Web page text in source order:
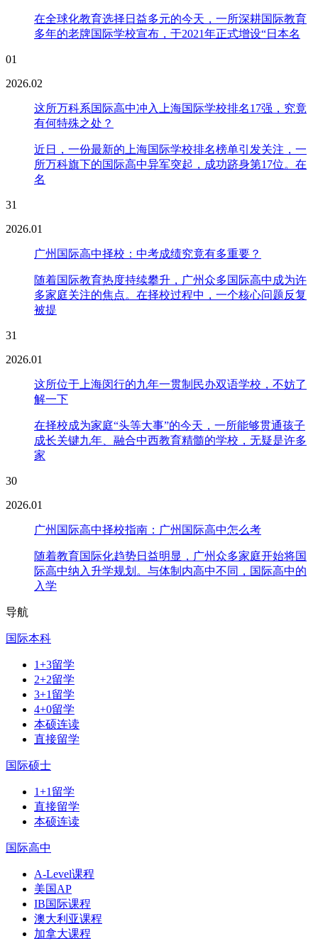
在全球化教育选择日益多元的今天，一所深耕国际教育
多年的老牌国际学校宣布，于2021年正式增设“日本名
01
2026.02
这所万科系国际高中冲入上海国际学校排名17强，究竟
有何特殊之处？
近日，一份最新的上海国际学校排名榜单引发关注，一
所万科旗下的国际高中异军突起，成功跻身第17位。在
名
31
2026.01
广州国际高中择校：中考成绩究竟有多重要？
随着国际教育热度持续攀升，广州众多国际高中成为许
多家庭关注的焦点。在择校过程中，一个核心问题反复
被提
31
2026.01
这所位于上海闵行的九年一贯制民办双语学校，不妨了
解一下
在择校成为家庭“头等大事”的今天，一所能够贯通孩子
成长关键九年、融合中西教育精髓的学校，无疑是许多
家
30
2026.01
广州国际高中择校指南：广州国际高中怎么考
随着教育国际化趋势日益明显，广州众多家庭开始将国
际高中纳入升学规划。与体制内高中不同，国际高中的
入学
导航
国际本科
1+3留学
2+2留学
3+1留学
4+0留学
本硕连读
直接留学
国际硕士
1+1留学
直接留学
本硕连读
国际高中
A-Level课程
美国AP
IB国际课程
澳大利亚课程
加拿大课程